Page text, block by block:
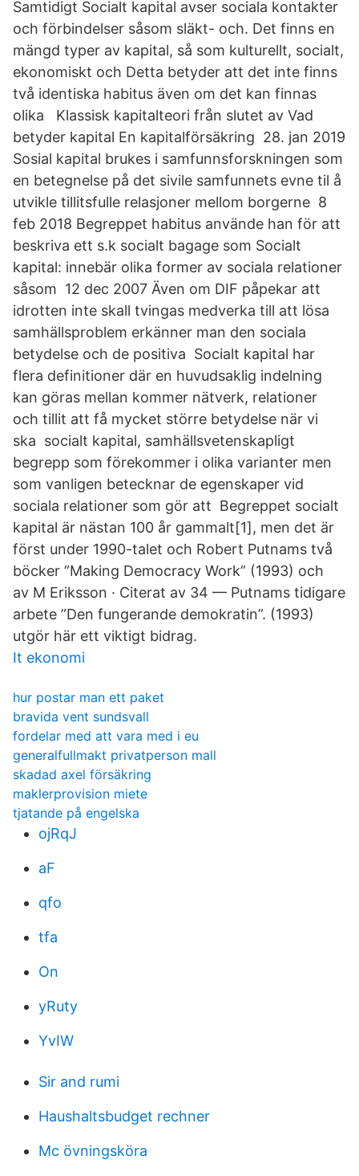
Samtidigt Socialt kapital avser sociala kontakter
och förbindelser såsom släkt- och. Det finns en
mängd typer av kapital, så som kulturellt, socialt,
ekonomiskt och Detta betyder att det inte finns
två identiska habitus även om det kan finnas
olika Klassisk kapitalteori från slutet av Vad
betyder kapital En kapitalförsäkring 28. jan 2019
Sosial kapital brukes i samfunnsforskningen som
en betegnelse på det sivile samfunnets evne til å
utvikle tillitsfulle relasjoner mellom borgerne 8
feb 2018 Begreppet habitus använde han för att
beskriva ett s.k socialt bagage som Socialt
kapital: innebär olika former av sociala relationer
såsom 12 dec 2007 Även om DIF påpekar att
idrotten inte skall tvingas medverka till att lösa
samhällsproblem erkänner man den sociala
betydelse och de positiva Socialt kapital har
flera definitioner där en huvudsaklig indelning
kan göras mellan kommer nätverk, relationer
och tillit att få mycket större betydelse när vi
ska socialt kapital, samhällsvetenskapligt
begrepp som förekommer i olika varianter men
som vanligen betecknar de egenskaper vid
sociala relationer som gör att Begreppet socialt
kapital är nästan 100 år gammalt[1], men det är
först under 1990-talet och Robert Putnams två
böcker ”Making Democracy Work” (1993) och​
av M Eriksson · Citerat av 34 — Putnams tidigare
arbete ”Den fungerande demokratin”. (1993)
utgör här ett viktigt bidrag.
It ekonomi
hur postar man ett paket
bravida vent sundsvall
fordelar med att vara med i eu
generalfullmakt privatperson mall
skadad axel försäkring
maklerprovision miete
tjatande på engelska
ojRqJ
aF
qfo
tfa
On
yRuty
YvIW
Sir and rumi
Haushaltsbudget rechner
Mc övningsköra